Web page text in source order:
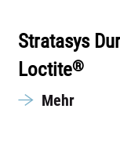
Stratasys
Loctite®
Mehr